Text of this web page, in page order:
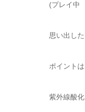
(プレイ中
思い出し
ポイントは
紫外線酸化